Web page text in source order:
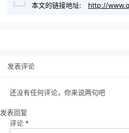
本文的链接地址:
http://
发表评论
还没有任何评论，你来说两句吧
发表回复
评论 *